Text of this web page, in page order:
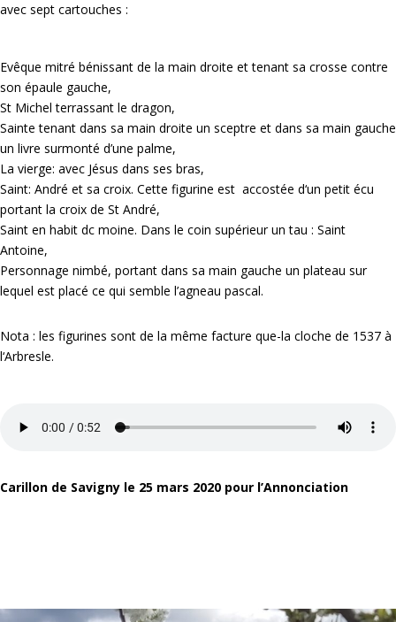
avec sept cartouches :
Evêque mitré bénissant de la main droite et tenant sa crosse contre
son épaule gauche,
St Michel terrassant le dragon,
Sainte tenant dans sa main droite un sceptre et dans sa main gauche
un livre surmonté d’une palme,
La vierge: avec Jésus dans ses bras,
Saint: André et sa croix. Cette figurine est accostée d‘un petit écu
portant la croix de St André,
Saint en habit dc moine. Dans le coin supérieur un tau : Saint
Antoine,
Personnage nimbé, portant dans sa main gauche un plateau sur
lequel est placé ce qui semble l’agneau pascal.
Nota : les figurines sont de la même facture que-la cloche de 1537 à
l‘Arbresle.
Carillon de Savigny le 25 mars 2020 pour l’Annonciation